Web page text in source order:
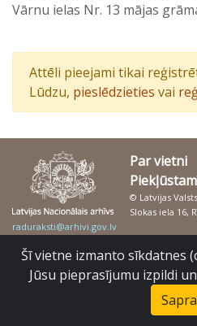
Vārnu ielas Nr. 13 mājas
Attēli pieejami tikai
Lūdzu, pieslēdzieties vai
Par vietni
© Latvijas
Slokas iela 16,
raduraksti@arhivi.gov.lv
Šī vietne izmanto sīkdatnes
Jūsu pieprasījumu izpildi